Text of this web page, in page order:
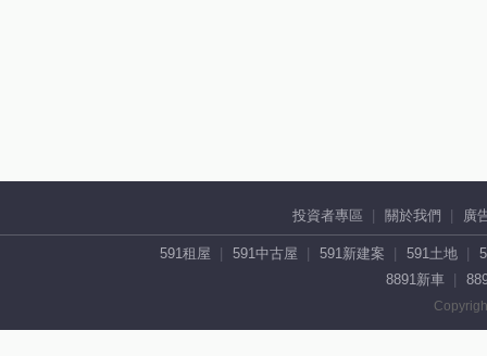
投資者專區 關於我們 廣
591租屋 591中古屋 591新建案 591土地
8891新車